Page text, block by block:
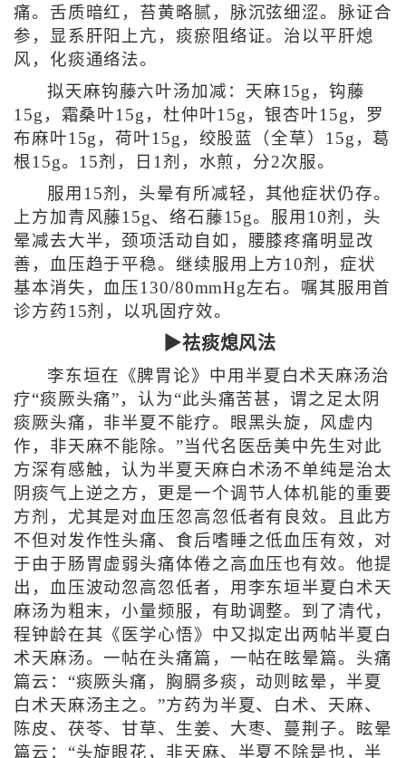
痛。舌质暗红，苔黄略腻，脉沉弦细涩。脉证合
参，显系肝阳上亢，痰瘀阻络证。治以平肝熄
风，化痰通络法。
拟天麻钩藤六叶汤加减：天麻15g，钩藤
15g，霜桑叶15g，杜仲叶15g，银杏叶15g，罗
布麻叶15g，荷叶15g，绞股蓝（全草）15g，葛
根15g。15剂，日1剂，水煎，分2次服。
服用15剂，头晕有所减轻，其他症状仍存。
上方加青风藤15g、络石藤15g。服用10剂，头
晕减去大半，颈项活动自如，腰膝疼痛明显改
善，血压趋于平稳。继续服用上方10剂，症状
基本消失，血压130/80mmHg左右。嘱其服用首
诊方药15剂，以巩固疗效。
▶祛痰熄风法
李东垣在《脾胃论》中用半夏白术天麻汤治
疗“痰厥头痛”，认为“此头痛苦甚，谓之足太阴
痰厥头痛，非半夏不能疗。眼黑头旋，风虚内
作，非天麻不能除。”当代名医岳美中先生对此
方深有感触，认为半夏天麻白术汤不单纯是治太
阴痰气上逆之方，更是一个调节人体机能的重要
方剂，尤其是对血压忽高忽低者有良效。且此方
不但对发作性头痛、食后嗜睡之低血压有效，对
于由于肠胃虚弱头痛体倦之高血压也有效。他提
出，血压波动忽高忽低者，用李东垣半夏白术天
麻汤为粗末，小量频服，有助调整。到了清代，
程钟龄在其《医学心悟》中又拟定出两帖半夏白
术天麻汤。一帖在头痛篇，一帖在眩晕篇。头痛
篇云：“痰厥头痛，胸膈多痰，动则眩晕，半夏
白术天麻汤主之。”方药为半夏、白术、天麻、
陈皮、茯苓、甘草、生姜、大枣、蔓荆子。眩晕
篇云：“头旋眼花，非天麻、半夏不除是也，半